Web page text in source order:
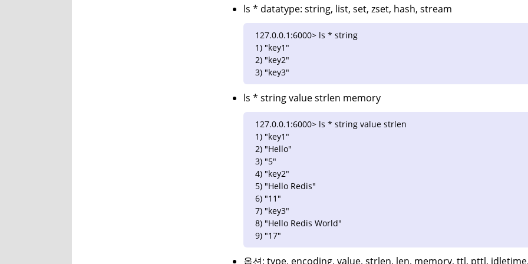
ls * datatype: string, list, set, zset, hash, stream
127.0.0.1:6000> ls * string
1) "key1"
2) "key2"
3) "key3"
ls * string value strlen memory
127.0.0.1:6000> ls * string value strlen
1) "key1"
2) "Hello"
3) "5"
4) "key2"
5) "Hello Redis"
6) "11"
7) "key3"
8) "Hello Redis World"
9) "17"
옵션: type, encoding, value, strlen, len, memory, ttl, pttl,